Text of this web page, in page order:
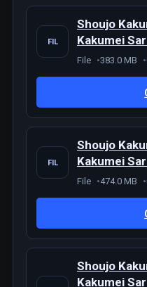
FIL
Shoujo
Kakumei
File 383.0 MB
FIL
Shoujo
Kakumei
File 474.0 MB
Shoujo
Kakumei